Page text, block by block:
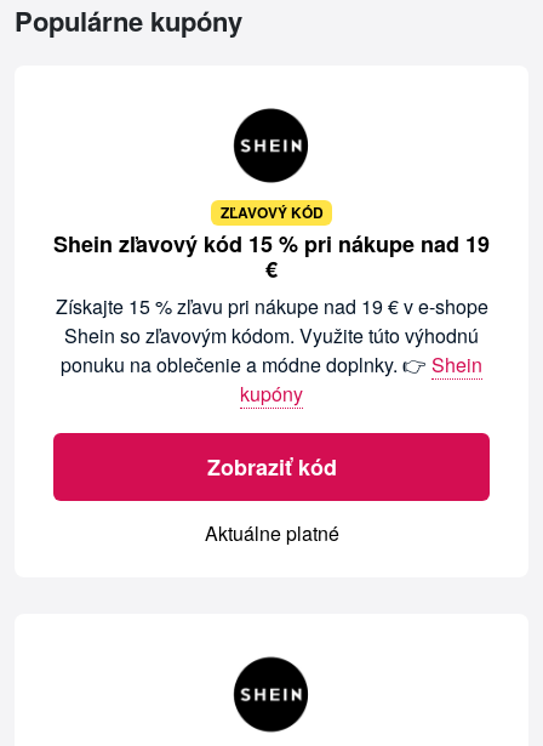
Populárne kupóny
ZĽAVOVÝ KÓD
Shein zľavový kód 15 % pri nákupe nad 19
€
Získajte 15 % zľavu pri nákupe nad 19 € v e-shope
Shein so zľavovým kódom. Využite túto výhodnú
ponuku na oblečenie a módne doplnky. 👉 Shein
kupóny
Zobraziť kód
Aktuálne platné